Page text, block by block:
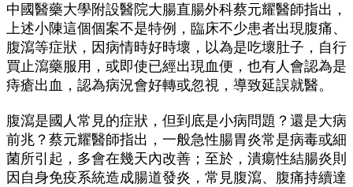
中國醫藥大學附設醫院大腸直腸外科蔡元耀醫師指出，
上述小陳這個個案不是特例，臨床不少患者出現腹痛、
腹瀉等症狀，因病情時好時壞，以為是吃壞肚子，自行
買止瀉藥服用，或即使已經出現血便，也有人會認為是
痔瘡出血，認為病況會好轉或忽視，導致延誤就醫。
腹瀉是國人常見的症狀，但到底是小病問題？還是大病
前兆？蔡元耀醫師指出，一般急性腸胃炎常是病毒或細
菌所引起，多會在幾天內改善；至於，潰瘍性結腸炎則
因自身免疫系統造成腸道發炎，常見腹瀉、腹痛持續達